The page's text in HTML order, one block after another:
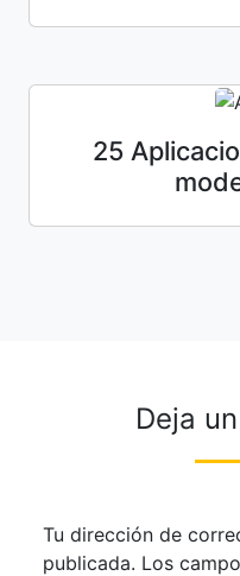
25
Deja
Tu dirección de
publicada. Los